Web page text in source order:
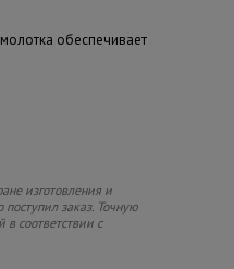
обеспечивает
изготовления и
поступил заказ. Точную
соответствии с